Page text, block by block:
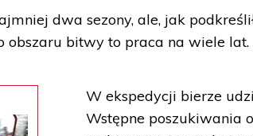
dwa sezony, ale, jak
obszaru bitwy to praca na wiele lat.
W ekspedycji bierze
Wstępne poszukiwania